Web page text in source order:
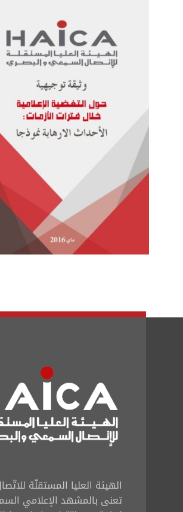
الهيئة العليا المستقلّة
تعنى بالمشهد الإعلامي